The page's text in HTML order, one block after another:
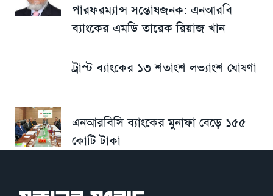
পারফরম্যান্স সন্তোষজনক: এনআরবি
ব্যাংকের এমডি তারেক রিয়াজ খান
ট্রাস্ট ব্যাংকের ১৩ শতাংশ লভ্যাংশ ঘোষণা
এনআরবিসি ব্যাংকের মুনাফা বেড়ে ১৫৫
কোটি টাকা